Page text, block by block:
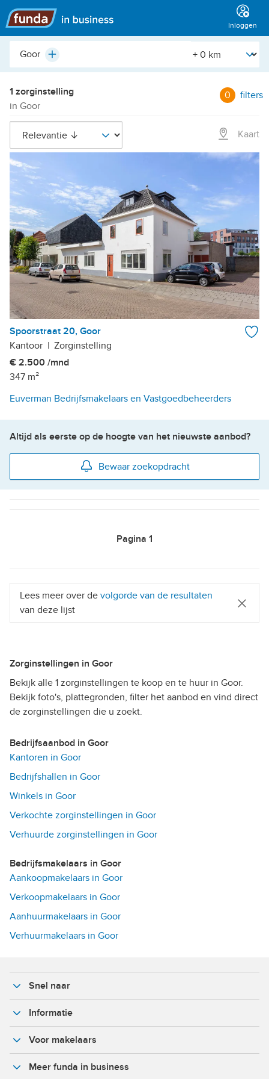
Hoofdmenu
Inloggen
Plaats,
etc.
Plus [Straal]
1 zorginstelling
in Goor
0 filters
Kaart
Spoorstraat 20, Goor
Kantoor | Zorginstelling
€ 2.500 /mnd
347 m²
Euverman Bedrijfsmakelaars en Vastgoedbeheerders
Altijd als eerste op de hoogte van het nieuwste aanbod?
Bewaar zoekopdracht
Pagina 1
Lees meer over de volgorde van de resultaten
van deze lijst
Zorginstellingen in Goor
Bekijk alle 1 zorginstellingen te koop en te huur in Goor.
Bekijk foto's, plattegronden, filter het aanbod en vind direct
de zorginstellingen die u zoekt.
Bedrijfsaanbod in Goor
Kantoren in Goor
Bedrijfshallen in Goor
Winkels in Goor
Verkochte zorginstellingen in Goor
Verhuurde zorginstellingen in Goor
Bedrijfsmakelaars in Goor
Aankoopmakelaars in Goor
Verkoopmakelaars in Goor
Aanhuurmakelaars in Goor
Verhuurmakelaars in Goor
Snel naar
Informatie
Voor makelaars
Meer funda in business